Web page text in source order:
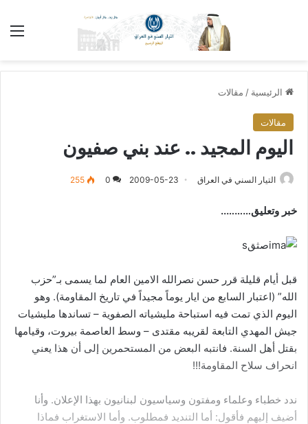
الرئيسية / مقالات
مقالات
اليوم المجيد .. عند بني صفيون
التيار السني في العراق 2009-05-23
0
255
خبر وتعليق………..
قبل أيام قليلة قرر حسن نصرالله الامين العام لما يسمى بـ”حزب
الله” (اعتبار السابع من ايار يوماً مجيداً في تاريخ المقاومة). وهو
اليوم الذي تمت فيه استباحة مليشياته الصفوية – تساندها مليشيات
جيش المهدي التابعة لقريبه مقتدى – وسط العاصمة بيروت، وقيامها
بقتل أهل السنة. فانتبه البعض من المستحمرين إلى أن هذا يعني
انحراف سلاح المقاومة!!!
ندد خطباء وعلماء ومفتون وسياسيون لبنانيون بهذا الإعلان. وأنا
أضيف إليهم فأقول: أما التنديد فمطلوب. وأما الاستغراب فماذا